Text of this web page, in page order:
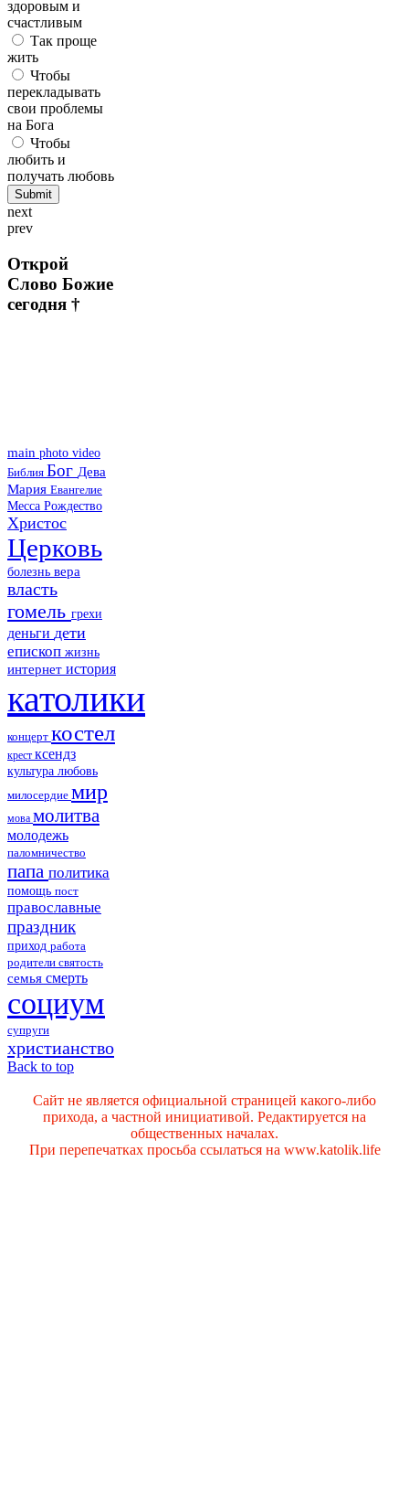
здоровым и
счастливым
Так проще
жить
Чтобы
перекладывать
свои проблемы
на Бога
Чтобы
любить и
получать любовь
next
prev
Открой
Слово Божие
сегодня †
main photo video
Библия Бог Дева
Мария Евангелие
Месса Рождество
Христос
Церковь
болезнь вера
власть
гомель грехи
деньги дети
епископ жизнь
интернет история
католики
концерт костел
крест ксендз
культура любовь
милосердие мир
мова молитва
молодежь
паломничество
папа политика
помощь пост
православные
праздник
приход работа
родители святость
семья смерть
социум
супруги
христианство
Back to top
Сайт не является официальной страницей какого-либо
прихода, а частной инициативой. Редактируется на
общественных началах.
При перепечатках просьба ссылаться на www.katolik.life